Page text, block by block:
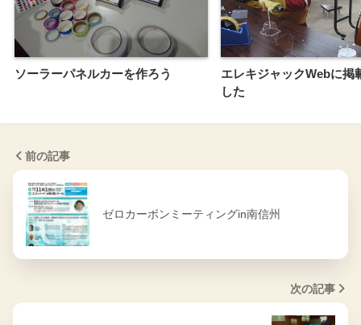
ソーラーパネルカーを作ろう
エレキジャックWebに掲
した
前の記事
ゼロカーボンミーティングin南信州
次の記事